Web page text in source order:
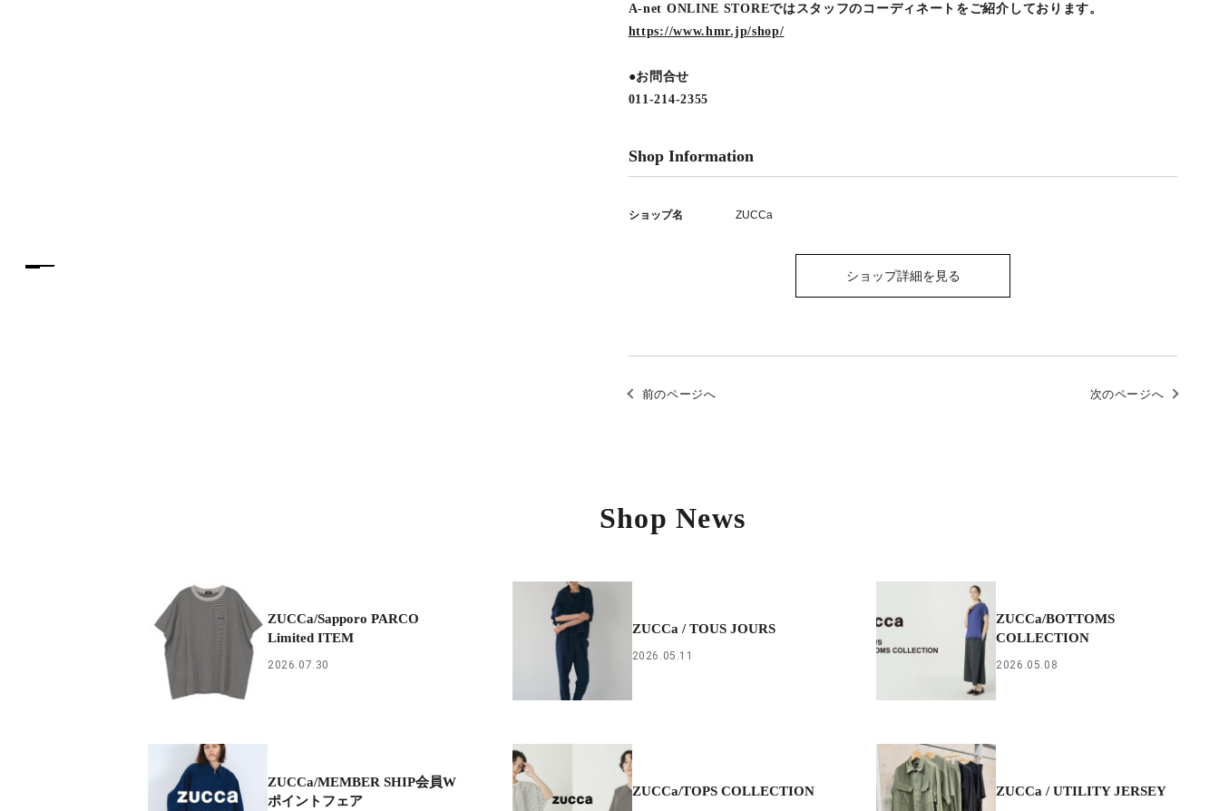
A-net ONLINE STOREではスタッフのコーディネートをご紹介しております。
https://www.hmr.jp/shop/
●お問合せ
011-214-2355
Shop Information
ショップ名 ZUCCa
ショップ詳細を見る
前のページへ 次のページへ
Shop News
ZUCCa/Sapporo PARCO
Limited ITEM
2026.07.30
ZUCCa / TOUS JOURS
2026.05.11
ZUCCa/BOTTOMS
COLLECTION
2026.05.08
ZUCCa/MEMBER SHIP会員W
ポイントフェア
ZUCCa/TOPS COLLECTION ZUCCa / UTILITY JERSEY